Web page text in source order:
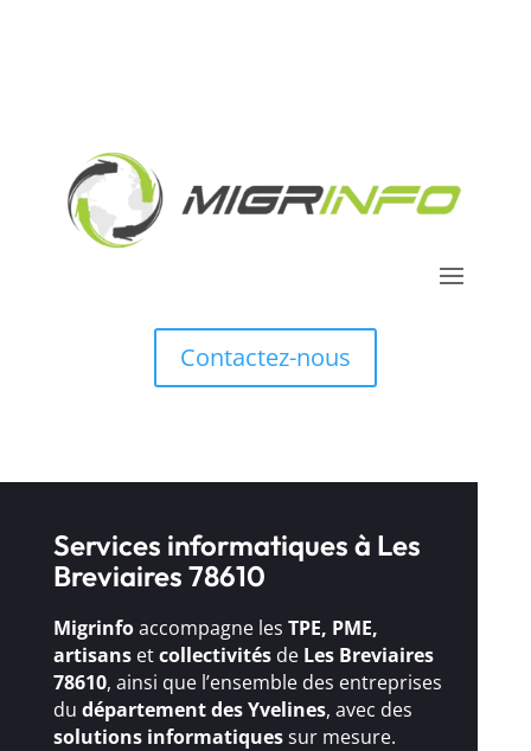
Contactez-nous
Services informatiques à Les
Breviaires 78610
Migrinfoaccompagne les TPE, PME,
artisansetcollectivitésde Les Breviaires
78610, ainsi que l’ensemble des entreprises
du département des Yvelines, avec des
solutions informatiquessur mesure.